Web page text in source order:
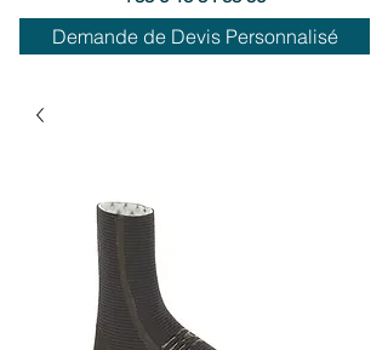
Demande de Devis Personnalisé